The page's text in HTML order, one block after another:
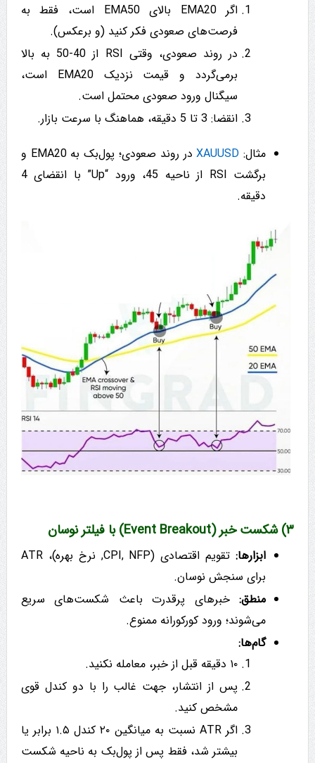
اگر EMA20 بالای EMA50 است، فقط به
فرصت‌های صعودی فکر کنید (و برعکس).
در روند صعودی، وقتی RSI از 40-50 به بالا
برمی‌گردد و قیمت نزدیک EMA20 است،
سیگنال ورود صعودی محتمل است.
انقضا: 3 تا 5 دقیقه، هماهنگ با سرعت بازار.
مثال: XAUUSD
در روند صعودی؛ پول‌بک به EMA20 و
برگشت RSI از ناحیه 45، ورود “Up” با انقضای 4
دقیقه.
۳) شکست خبر (Event Breakout) با فیلتر نوسان
ابزارها:
تقویم اقتصادی (CPI, NFP, نرخ بهره)، ATR
برای سنجش نوسان.
منطق:خبرهای پرقدرت باعث شکست‌های سریع
می‌شوند؛ ورود کورکورانه ممنوع.
گام‌ها:
۱۰ دقیقه قبل از خبر، معامله نکنید.
پس از انتشار، جهت غالب را با دو کندل قوی
مشخص کنید.
اگر ATR نسبت به میانگین ۲۰ کندل ۱.۵ برابر یا
بیشتر شد، فقط پس از پول‌بک به ناحیه شکست